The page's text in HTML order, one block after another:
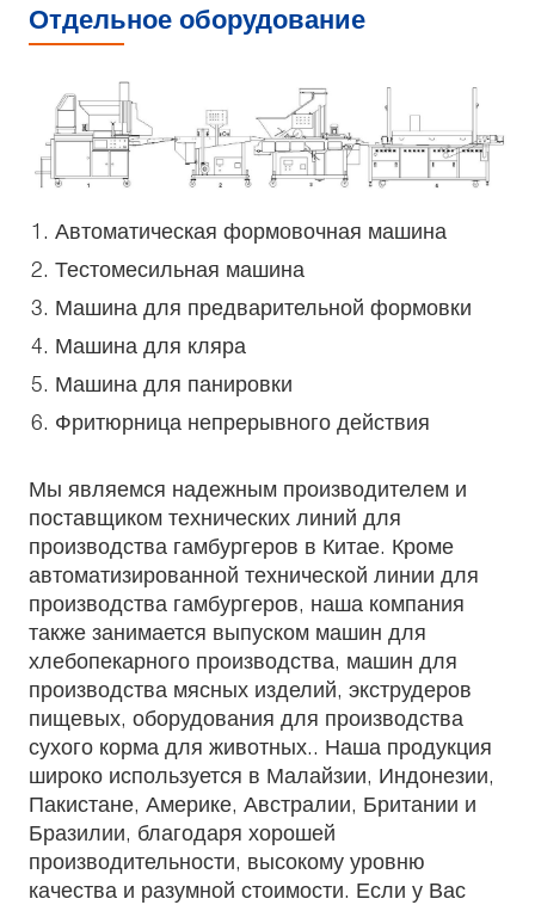
Отдельное оборудование
Автоматическая формовочная машина
Тестомесильная машина
Машина для предварительной формовки
Машина для кляра
Машина для панировки
Фритюрница непрерывного действия
Мы являемся надежным производителем и
поставщиком технических линий для
производства гамбургеров в Китае. Кроме
автоматизированной технической линии для
производства гамбургеров, наша компания
также занимается выпуском машин для
хлебопекарного производства, машин для
производства мясных изделий, экструдеров
пищевых, оборудования для производства
сухого корма для животных.. Наша продукция
широко используется в Малайзии, Индонезии,
Пакистане, Америке, Австралии, Британии и
Бразилии, благодаря хорошей
производительности, высокому уровню
качества и разумной стоимости. Если у Вас